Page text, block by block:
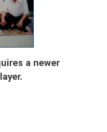
a newer